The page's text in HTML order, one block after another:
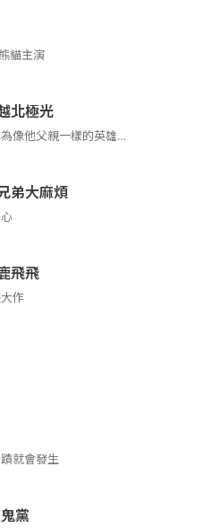
貓主演
北極光
像他父親一樣的英雄…
弟大麻煩
飛飛
作
就會發生
黨